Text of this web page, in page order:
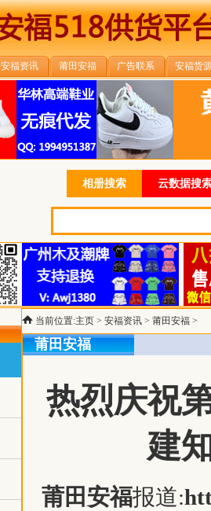
安福资讯 莆田安福 广告联系 安福货
相册搜索 云数据搜
当前位置:主页 > 安福资讯 > 莆田安福 >
莆田安福
热烈庆祝
建
莆田安福报道: